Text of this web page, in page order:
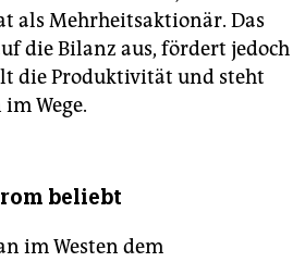
als Mehrheitsaktionär. Das
die Bilanz aus, fördert jedoch
die Produktivität und steht
Wege.
beliebt
im Westen dem